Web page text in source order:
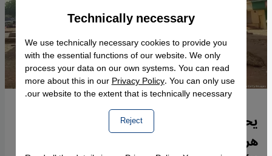
يحكي المواطن السوداني ماهر الفيل قصة
هروبه لموقع قنطرة ولماذا يشعر بأن الدول
Technically necessary
We use technically necessary cookies to provide you
with the essential functions of our website. We only
process your data on our own systems. You can read
more about this in ourPrivacy Policy. You can only use
our website to the extent that is technically necessary.
Reject
Google Maps Embed